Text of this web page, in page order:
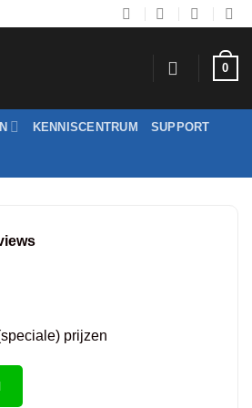
0
KENNISCENTRUM SUPPORT
prijzen